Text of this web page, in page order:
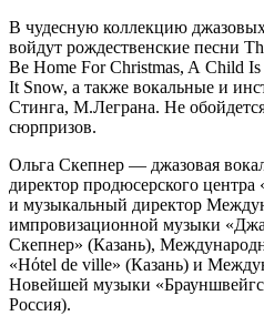
В чудесную коллекцию
войдут рождественские песни
Be Home For Christmas, A Child
It Snow, а также вокальные и
Стинга, М.Леграна. Не
сюрпризов.
Ольга Скепнер — джазовая
директор продюсерского
и музыкальный директор
импровизационной музыки
Скепнер» (Казань),
«Hόtel de ville» (Казань) и
Новейшей музыки
Россия).